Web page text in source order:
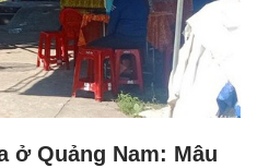
ở Quảng Nam: Mâu